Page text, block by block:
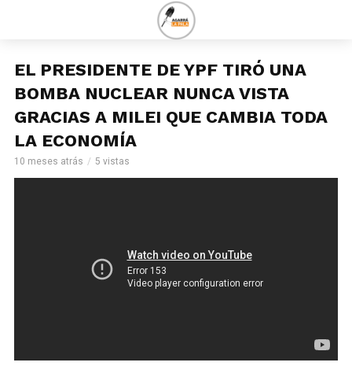
EL PRESIDENTE DE YPF TIRÓ UNA
BOMBA NUCLEAR NUNCA VISTA
GRACIAS A MILEI QUE CAMBIA TODA
LA ECONOMÍA
10 meses atrás 5 vistas